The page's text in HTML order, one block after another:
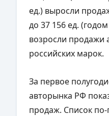
ед.) выросли
до 37 156 ед.
возросли продажи
российских марок.
За первое
авторынка РФ
продаж. Список